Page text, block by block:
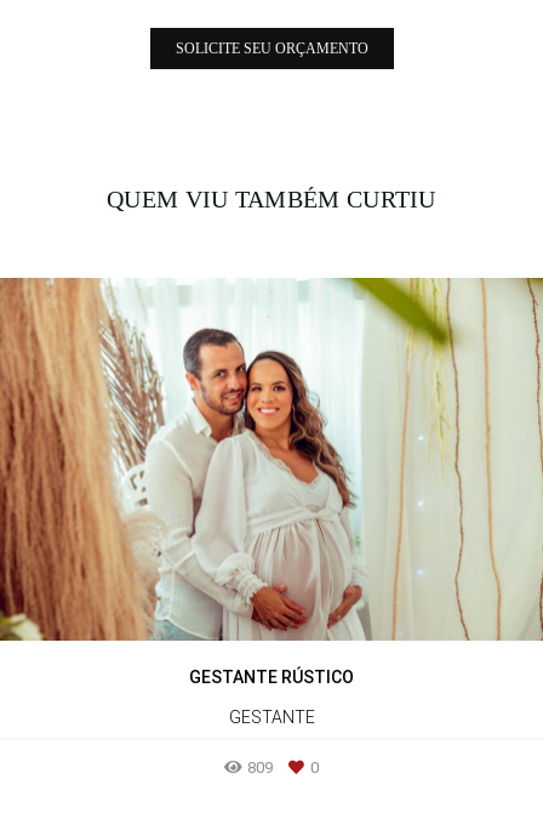
SOLICITE SEU ORÇAMENTO
QUEM VIU TAMBÉM CURTIU
GESTANTE RÚSTICO
GESTANTE
809 0